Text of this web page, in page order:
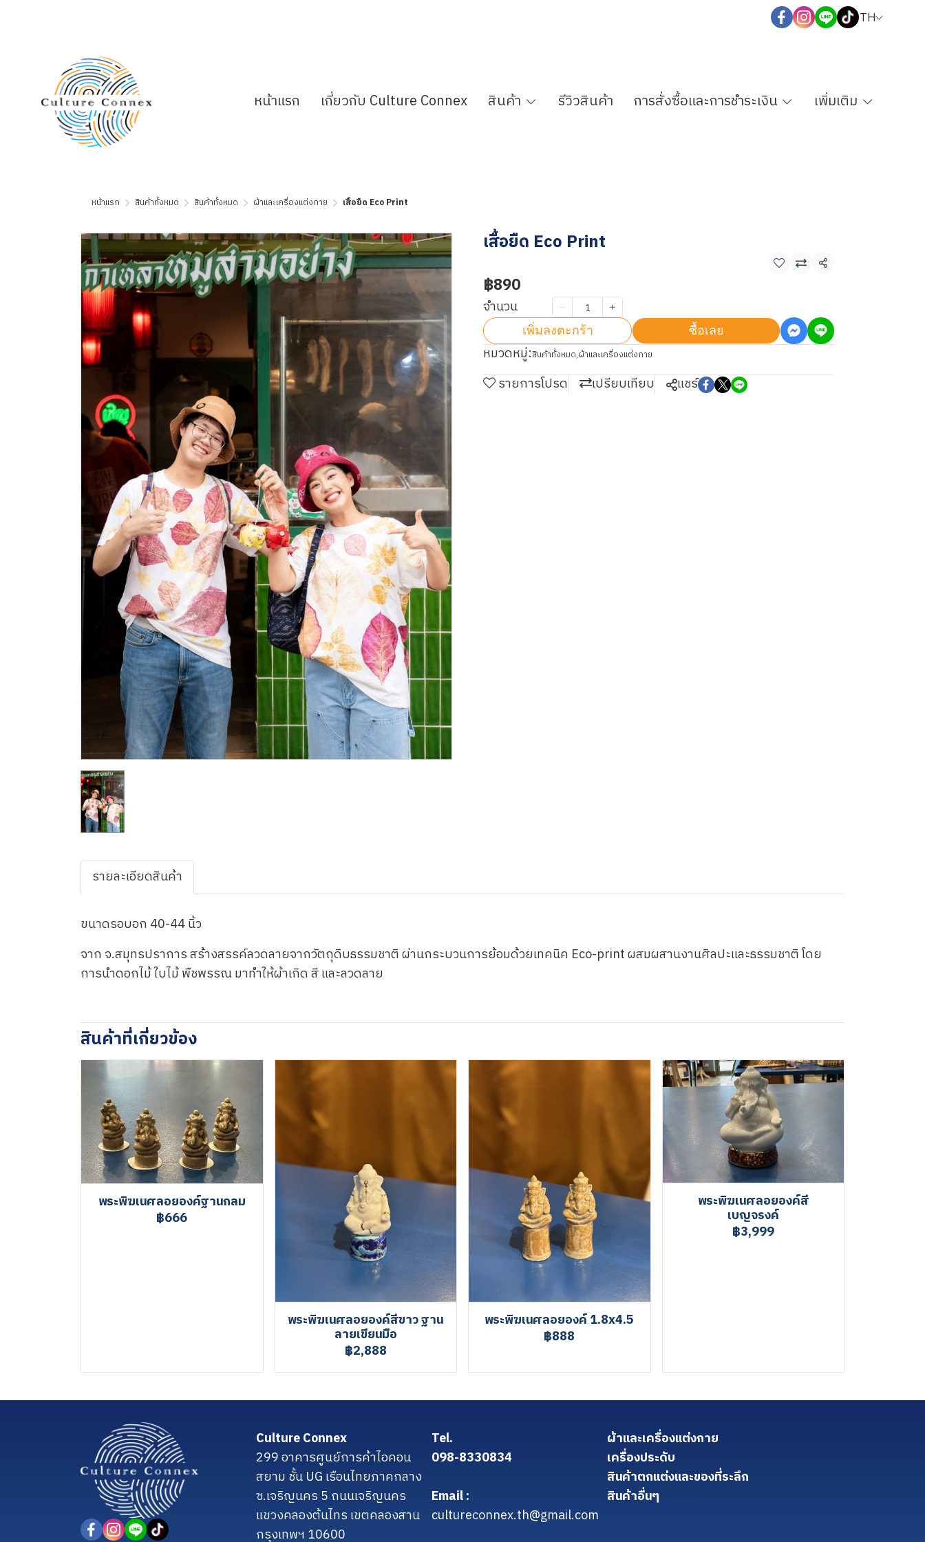
TH
หน้าแรก เกี่ยวกับ Culture Connex สินค้า รีวิวสินค้า การสั่งซื้อและการชำระเงิน เพิ่มเติม
หน้าแรก สินค้าทั้งหมด สินค้าทั้งหมด ผ้าและเครื่องแต่งกาย เสื้อยืด Eco Print
เสื้อยืด Eco Print
แชร์
฿890
จำนวน
เพิ่มลงตะกร้า ซื้อเลย
หมวดหมู่:สินค้าทั้งหมด,ผ้าและเครื่องแต่งกาย
รายการโปรด เปรียบเทียบ แชร์
รายละเอียดสินค้า
ขนาดรอบอก 40-44 นิ้ว
จาก จ.สมุทรปราการ สร้างสรรค์ลวดลายจากวัตถุดิบธรรมชาติ ผ่านกระบวนการย้อมด้วยเทคนิค Eco-print ผสมผสานงานศิลปะและธรรมชาติ โดย
การนำดอกไม้ ใบไม้ พืชพรรณ มาทำให้ผ้าเกิด สี และลวดลาย
สินค้าที่เกี่ยวข้อง
พระพิฆเนศลอยองค์ฐานกลม
฿666
พระพิฆเนศลอยองค์สีขาว ฐาน
ลายเขียนมือ
฿2,888
พระพิฆเนศลอยองค์ 1.8x4.5
฿888
พระพิฆเนศลอยองค์สี
เบญจรงค์
฿3,999
Culture Connex
299 อาคารศูนย์การค้าไอคอน
สยาม ชั้น UG เรือนไทยภาคกลาง
ซ.เจริญนคร 5 ถนนเจริญนคร
แขวงคลองต้นไทร เขตคลองสาน
กรุงเทพฯ 10600
Tel.
098-8330834
Email :
cultureconnex.th@gmail.com
ผ้าและเครื่องแต่งกาย
เครื่องประดับ
สินค้าตกแต่งและของที่ระลึก
สินค้าอื่นๆ